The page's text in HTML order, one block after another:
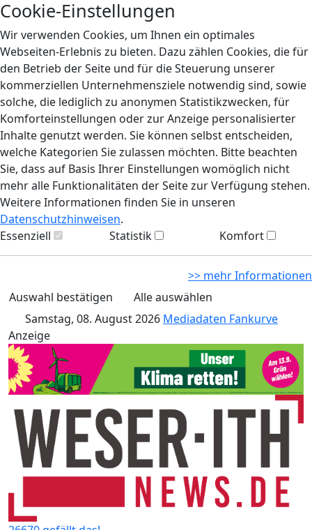
Cookie-Einstellungen
Wir verwenden Cookies, um Ihnen ein optimales
Webseiten-Erlebnis zu bieten. Dazu zählen Cookies, die für
den Betrieb der Seite und für die Steuerung unserer
kommerziellen Unternehmensziele notwendig sind, sowie
solche, die lediglich zu anonymen Statistikzwecken, für
Komforteinstellungen oder zur Anzeige personalisierter
Inhalte genutzt werden. Sie können selbst entscheiden,
welche Kategorien Sie zulassen möchten. Bitte beachten
Sie, dass auf Basis Ihrer Einstellungen womöglich nicht
mehr alle Funktionalitäten der Seite zur Verfügung stehen.
Weitere Informationen finden Sie in unseren
Datenschutzhinweisen.
Essenziell
Statistik Komfort
>> mehr Informationen
Auswahl bestätigen
Alle auswählen
Samstag, 08. August 2026 Mediadaten Fankurve
Anzeige